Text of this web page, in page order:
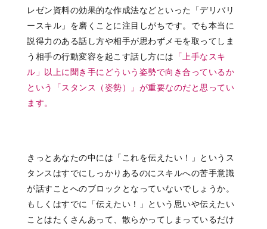
レゼン資料の効果的な作成法などといった「デリバリ
ースキル」を磨くことに注目しがちです。でも本当に
説得力のある話し方や相手が思わずメモを取ってしま
う相手の行動変容を起こす話し方には 「上手なスキ
ル」以上に 聞き手にどういう姿勢で向き合っているか
という
「スタンス（姿勢）」が重要なのだと思ってい
ます。
きっとあなたの中には「これを伝えたい！」というス
タンスはすでにしっかりあるのにスキルへの苦手意識
が話すことへのブロックとなっていないでしょうか。
もしくはすでに「伝えたい！」という思いや伝えたい
ことはたくさんあって、散らかってしまっているだけ